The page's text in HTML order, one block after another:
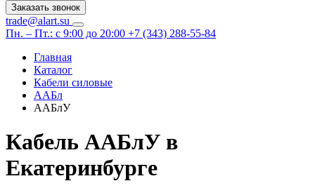
Заказать звонок
trade@alart.su
Пн. – Пт.: с 9:00 до 20:00 +7 (343) 288-55-84
Главная
Каталог
Кабели силовые
ААБл
ААБлУ
Кабель ААБлУ в
Екатеринбурге